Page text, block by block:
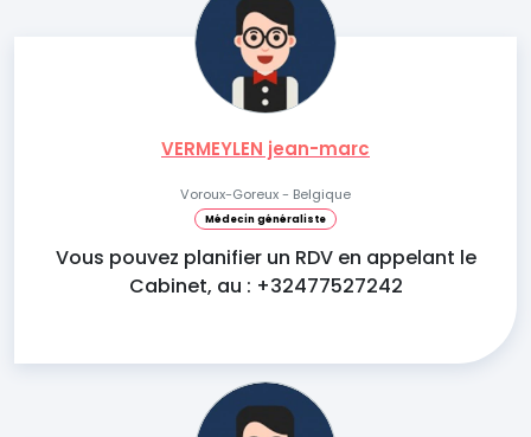
VERMEYLEN jean-marc
Voroux-Goreux - Belgique
Médecin généraliste
Vous pouvez planifier un RDV en appelant le
Cabinet, au : +32477527242